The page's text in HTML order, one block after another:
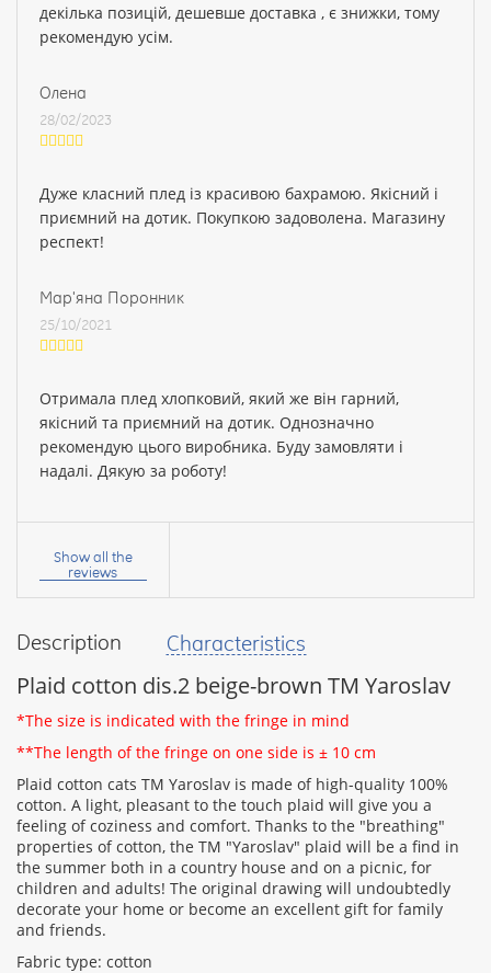
Description Characteristics
Plaid cotton dis.2 beige-brown TM Yaroslav
​​*The size is indicated with the fringe in mind
**The length of the fringe on one side is ± 10 cm
Plaid cotton cats TM Yaroslav is made of high-quality 100%
cotton. A light, pleasant to the touch plaid will give you a
feeling of coziness and comfort. Thanks to the "breathing"
properties of cotton, the TM "Yaroslav" plaid will be a find in
the summer both in a country house and on a picnic, for
children and adults! The original drawing will undoubtedly
decorate your home or become an excellent gift for family
and friends.
Fabric type: cotton
декілька позицій, дешевше доставка , є знижки, тому
рекомендую усім.
Олена
28/02/2023
Дуже класний плед із красивою бахрамою. Якісний і
приємний на дотик. Покупкою задоволена. Магазину
респект!
Мар'яна Поронник
25/10/2021
Отримала плед хлопковий, який же він гарний,
якісний та приємний на дотик. Однозначно
рекомендую цього виробника. Буду замовляти і
надалі. Дякую за роботу!
Your
your
Rating:
CONTINUE
Show all the
reviews